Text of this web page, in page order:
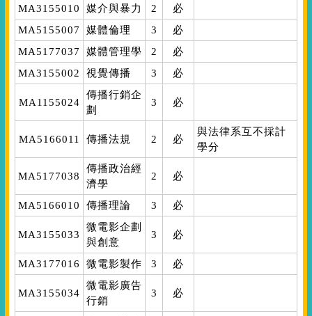
MA3155010
媒介與暴力 2
必
MA5155007
媒體倫理 3
必
MA5177037
媒體管理學 2
必
MA3155002
視覺傳播 3 必
MA1155024
傳播行銷企
劃
3 必
MA5166011 傳播法規 2 必
與法律系互不採計
學分
MA5177038
傳播政治經
濟學
2 必
MA5166010 傳播理論 3 必
MA3155033
微電影企劃
與創意
3 必
MA3177016 微電影製作 3 必
MA3155034
微電影廣告
行銷
3 必